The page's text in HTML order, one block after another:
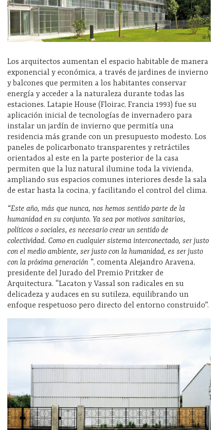
Los arquitectos aumentan el espacio habitable de manera
exponencial y económica, a través de jardines de invierno
y balcones que permiten a los habitantes conservar
energía y acceder a la naturaleza durante todas las
estaciones. Latapie House (Floirac, Francia 1993) fue su
aplicación inicial de tecnologías de invernadero para
instalar un jardín de invierno que permitía una
residencia más grande con un presupuesto modesto. Los
paneles de policarbonato transparentes y retráctiles
orientados al este en la parte posterior de la casa
permiten que la luz natural ilumine toda la vivienda,
ampliando sus espacios comunes interiores desde la sala
de estar hasta la cocina, y facilitando el control del clima.
“Este año, más que nunca, nos hemos sentido parte de la
humanidad en su conjunto. Ya sea por motivos sanitarios,
políticos o sociales, es necesario crear un sentido de
colectividad. Como en cualquier sistema interconectado, ser justo
con el medio ambiente, ser justo con la humanidad, es ser justo
con la próxima generación ”, comenta Alejandro Aravena,
presidente del Jurado del Premio Pritzker de
Arquitectura. “Lacaton y Vassal son radicales en su
delicadeza y audaces en su sutileza, equilibrando un
enfoque respetuoso pero directo del entorno construido”.